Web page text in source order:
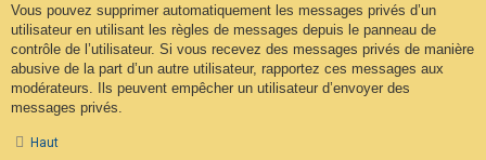
Vous pouvez supprimer automatiquement les messages privés d’un
utilisateur en utilisant les règles de messages depuis le panneau de
contrôle de l’utilisateur. Si vous recevez des messages privés de manière
abusive de la part d’un autre utilisateur, rapportez ces messages aux
modérateurs. Ils peuvent empêcher un utilisateur d’envoyer des
messages privés.
Haut